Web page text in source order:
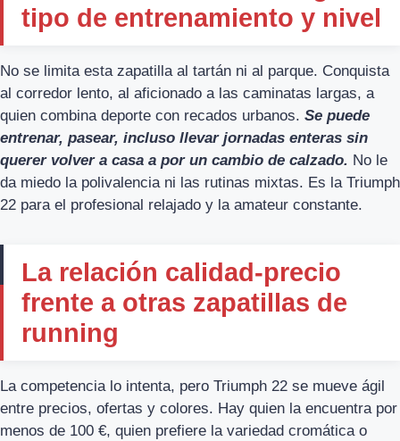
tipo de entrenamiento y nivel
No se limita esta zapatilla al tartán ni al parque. Conquista
al corredor lento, al aficionado a las caminatas largas, a
quien combina deporte con recados urbanos. Se puede
entrenar, pasear, incluso llevar jornadas enteras sin
querer volver a casa a por un cambio de calzado. No le
da miedo la polivalencia ni las rutinas mixtas. Es la Triumph
22 para el profesional relajado y la amateur constante.
La relación calidad-precio
frente a otras zapatillas de
running
La competencia lo intenta, pero Triumph 22 se mueve ágil
entre precios, ofertas y colores. Hay quien la encuentra por
menos de 100 €, quien prefiere la variedad cromática o